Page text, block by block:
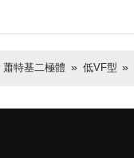
蕭特基二極體 低VF型